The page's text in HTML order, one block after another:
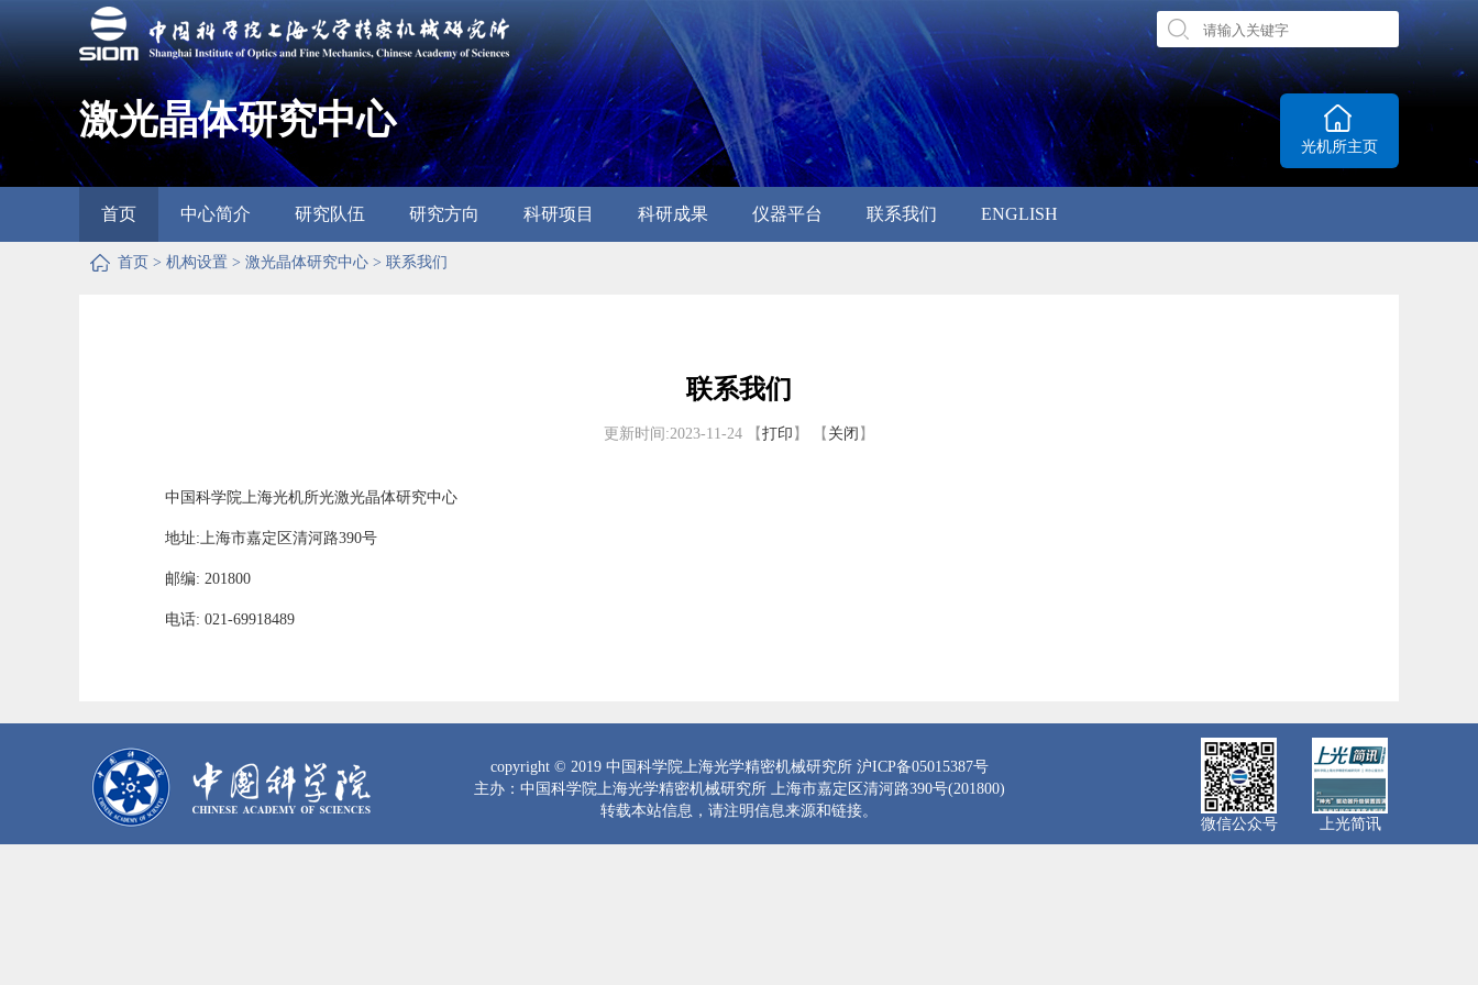
激光晶体研究中心
光机所主页
首页 中心简介 研究队伍 研究方向 科研项目 科研成果 仪器平台 联系我们 ENGLISH
首页 > 机构设置 > 激光晶体研究中心 > 联系我们
联系我们
更新时间:2023-11-24 【 打印 】 【 关闭 】
中国科学院上海光机所光激光晶体研究中心
地址:上海市嘉定区清河路390号
邮编: 201800
电话: 021-69918489
微信公众号 上光简讯
copyright © 2019 中国科学院上海光学精密机械研究所 沪ICP备05015387号
主办：中国科学院上海光学精密机械研究所 上海市嘉定区清河路390号(201800)
转载本站信息，请注明信息来源和链接。